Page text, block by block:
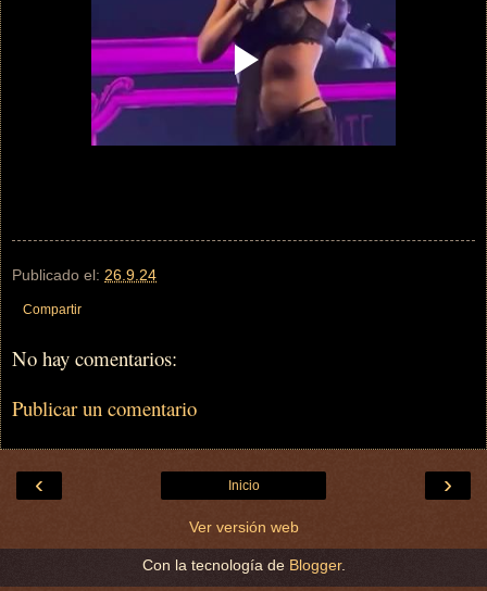
Publicado el: 26.9.24
Compartir
No hay comentarios:
Publicar un comentario
‹ ›
Inicio
Ver versión web
Con la tecnología de Blogger.